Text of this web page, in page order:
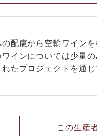
配慮から空輸ワイン
インについては少量
たプロジェクトを通
この生産